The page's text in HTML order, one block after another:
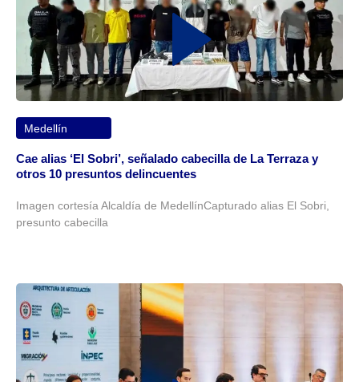
Medellín
Cae alias ‘El Sobri’, señalado cabecilla de La Terraza y
otros 10 presuntos delincuentes
Imagen cortesía Alcaldía de MedellínCapturado alias El Sobri,
presunto cabecilla